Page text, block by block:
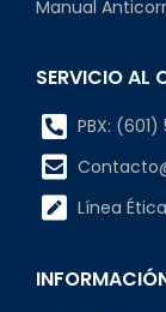
Manual
SERVICIO AL
PBX: (601)
Línea Ética